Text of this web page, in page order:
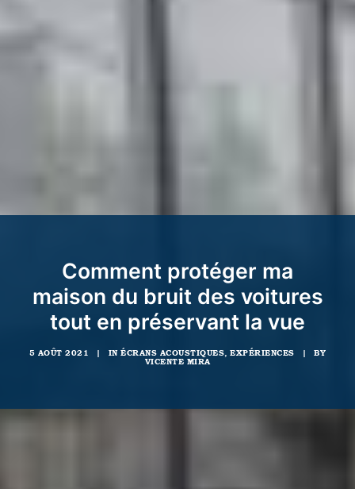
Comment protéger ma
maison du bruit des voitures
tout en préservant la vue
5 AOÛT 2021 | INÉCRANS ACOUSTIQUES ,EXPÉRIENCES |
BY
VICENTE MIRA